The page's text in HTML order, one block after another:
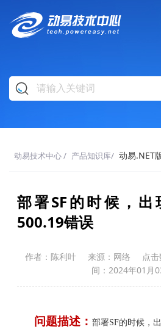
动易技术中心/ 产品知识库/ 动易.NET
部署SF的时候，
500.19错误
作者：陈利叶 来源：网络 点击
间：2024年01月
问题描述： 部署SF的时候，